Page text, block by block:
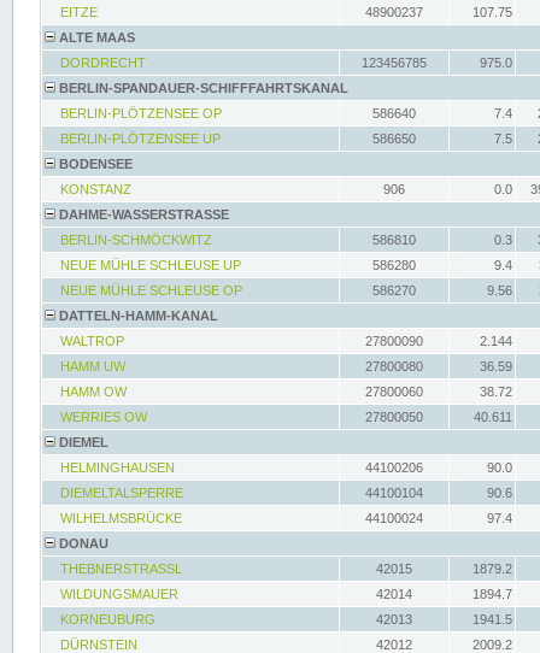
EITZE
48900237
107.75
ALTE MAAS
DORDRECHT
123456785
975.0
BERLIN-SPANDAUER-SCHIFFFAHRTSKANAL
BERLIN-PLÖTZENSEE OP
586640 7.4
BERLIN-PLÖTZENSEE UP
586650 7.5
BODENSEE
KONSTANZ
906 0.0
DAHME-WASSERSTRASSE
BERLIN-SCHMÖCKWITZ
586810 0.3
NEUE MÜHLE SCHLEUSE UP
586280 9.4
NEUE MÜHLE SCHLEUSE OP
586270 9.56
DATTELN-HAMM-KANAL
WALTROP
27800090
2.144
HAMM UW
27800080
36.59
HAMM OW
27800060
38.72
WERRIES OW
27800050
40.611
DIEMEL
HELMINGHAUSEN
44100206
90.0
DIEMELTALSPERRE
44100104
90.6
WILHELMSBRÜCKE
44100024
97.4
DONAU
THEBNERSTRASSL
42015
1879.2
WILDUNGSMAUER
42014
1894.7
KORNEUBURG
42013
1941.5
DÜRNSTEIN
42012
2009.2